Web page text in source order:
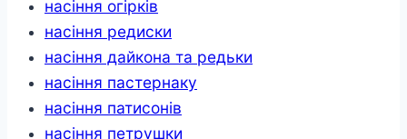
насіння огірків
насіння редиски
насіння дайкона та редьки
насіння пастернаку
насіння патисонів
насіння петрушки